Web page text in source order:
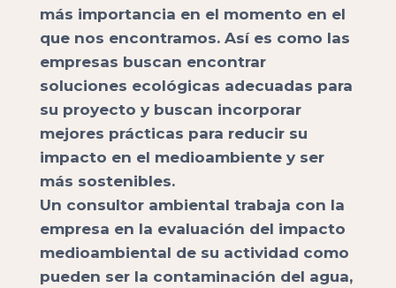
más importancia en el momento en el
que nos encontramos. Así es como las
empresas buscan encontrar
soluciones ecológicas adecuadas para
su proyecto y buscan incorporar
mejores prácticas para reducir su
impacto en el medioambiente y ser
más sostenibles.
Un consultor ambiental trabaja con la
empresa en la evaluación del impacto
medioambiental de su actividad como
pueden ser la contaminación del agua,